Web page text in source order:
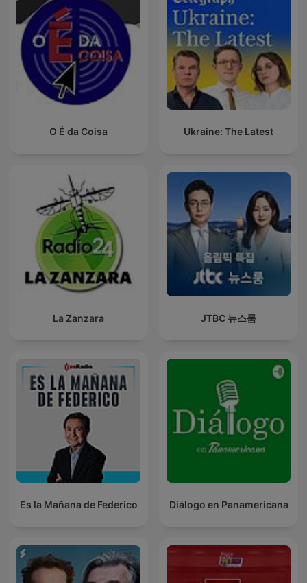
O É da Coisa Ukraine: The Latest
La Zanzara JTBC 뉴스룸
Es la Mañana de Federico Diálogo en Panamericana